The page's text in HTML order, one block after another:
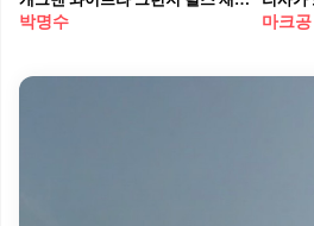
박명수
마크공